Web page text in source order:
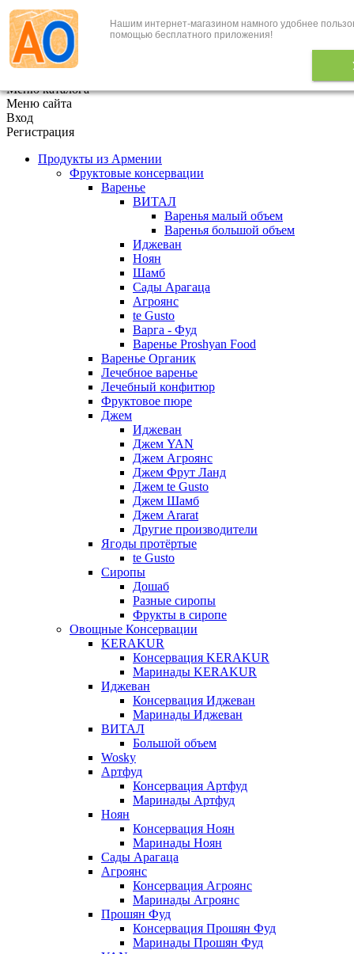
Нашим интернет-магазином намного удобнее
помощью бесплатного приложения!
+7 (495) 646-888-1
В корзине 0 товаров
Меню каталога
Меню сайта
Вход
Регистрация
Продукты из Армении
Фруктовые консервации
Варенье
ВИТАЛ
Варенья малый объем
Варенья большой объем
Иджеван
Ноян
Шамб
Сады Арагаца
Агроянс
te Gusto
Варга - Фуд
Варенье Proshyan Food
Варенье Органик
Лечебное варенье
Лечебный конфитюр
Фруктовое пюре
Джем
Иджеван
Джем YAN
Джем Агроянс
Джем Фрут Ланд
Джем te Gusto
Джем Шамб
Джем Ararat
Другие производители
Ягоды протёртые
te Gusto
Сиропы
Дошаб
Разные сиропы
Фрукты в сиропе
Овощные Консервации
KERAKUR
Консервация KERAKUR
Маринады KERAKUR
Иджеван
Консервация Иджеван
Маринады Иджеван
ВИТАЛ
Большой объем
Wosky
Артфуд
Консервация Артфуд
Маринады Артфуд
Ноян
Консервация Ноян
Маринады Ноян
Сады Арагаца
Агроянс
Консервация Агроянс
Маринады Агроянс
Прошян Фуд
Консервация Прошян Фуд
Маринады Прошян Фуд